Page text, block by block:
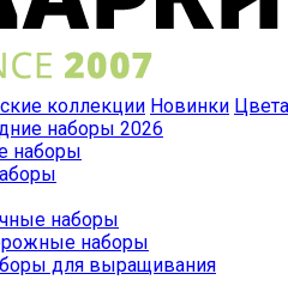
коллекции Новинки Цвета
наборы 2026
наборы
наборы
наборы
для выращивания